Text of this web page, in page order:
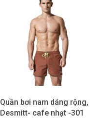
Quần bơi nam dáng rộng,
Desmitt- cafe nhạt -301